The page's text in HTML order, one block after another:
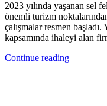
2023 yılında yaşanan sel
önemli turizm
çalışmalar resmen
kapsamında ihaleyi alan
Continue reading